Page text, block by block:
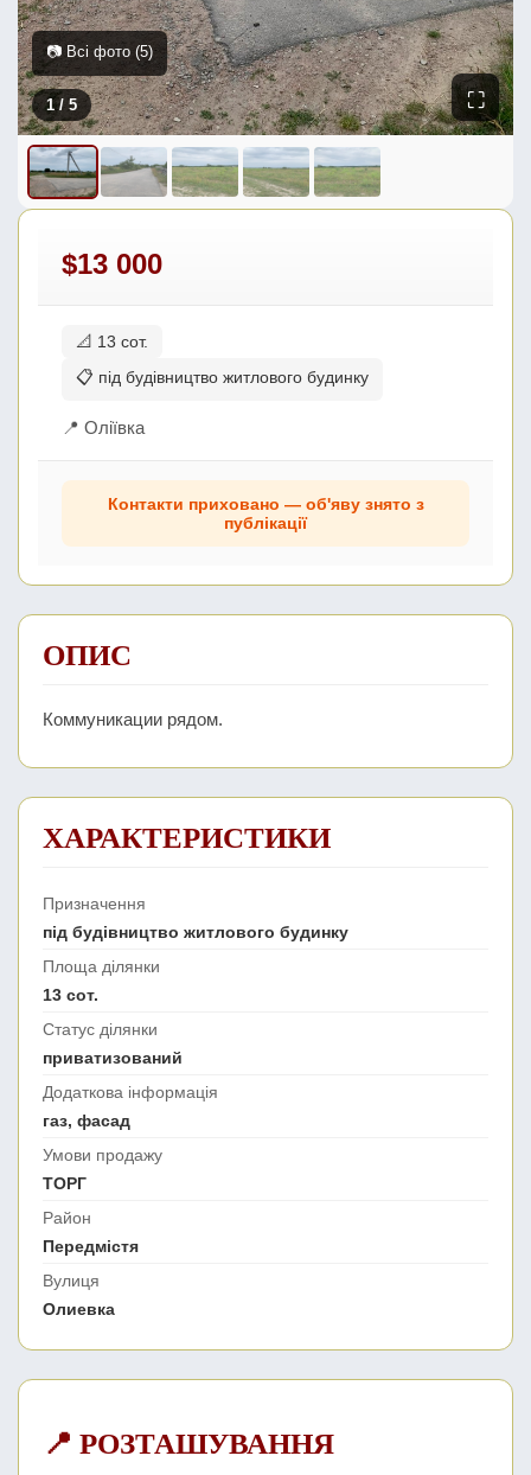
1/ 5 ⛶
📷 Всі фото (5)
$13 000
📐 13 сот.
📋 під будівництво житлового будинку
📍 Оліївка
Контакти приховано — об'яву знято з
публікації
ОПИС
Коммуникации рядом.
ХАРАКТЕРИСТИКИ
Призначення
під будівництво житлового будинку
Площа ділянки
13 сот.
Статус ділянки
приватизований
Додаткова інформація
газ, фасад
Умови продажу
ТОРГ
Район
Передмістя
Вулиця
Олиевка
📍 РОЗТАШУВАННЯ